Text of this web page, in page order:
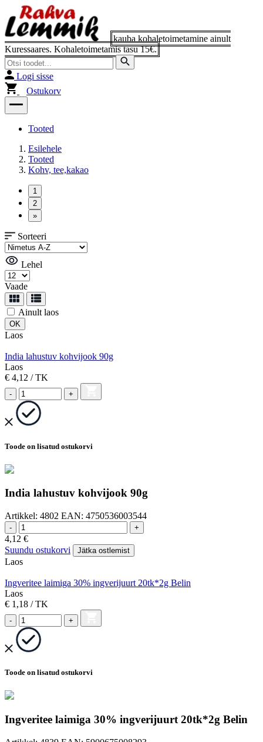
Logi sisse
Ostukorv
Tooted
Esilehele
Tooted
Kohv, tee,kakao
Sorteeri
Lehel
Vaade
Ainult laos
Laos
India lahustuv kohvijook 90g
Laos
€ 4,12 / TK
- +
Toode on lisatud ostukorvi
India lahustuv kohvijook 90g
Artikkel: 4802 EAN: 4750536003544
- +
4,12 €
Suundu ostukorvi
Jätka ostlemist
Laos
Ingveritee laimiga 30% ingverijuurt 20tk*2g Belin
Laos
€ 1,18 / TK
- +
Toode on lisatud ostukorvi
Ingveritee laimiga 30% ingverijuurt 20tk*2g Belin